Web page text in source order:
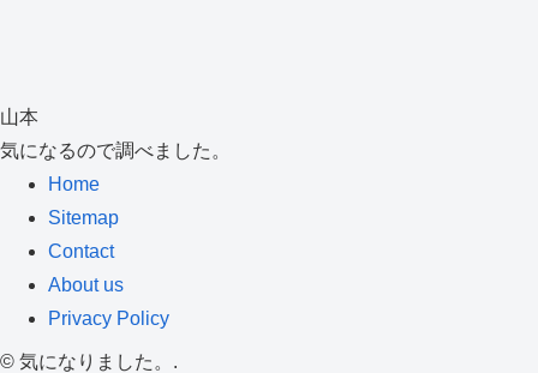
山本
気になるので調べました。
Home
Sitemap
Contact
About us
Privacy Policy
© 気になりました。.